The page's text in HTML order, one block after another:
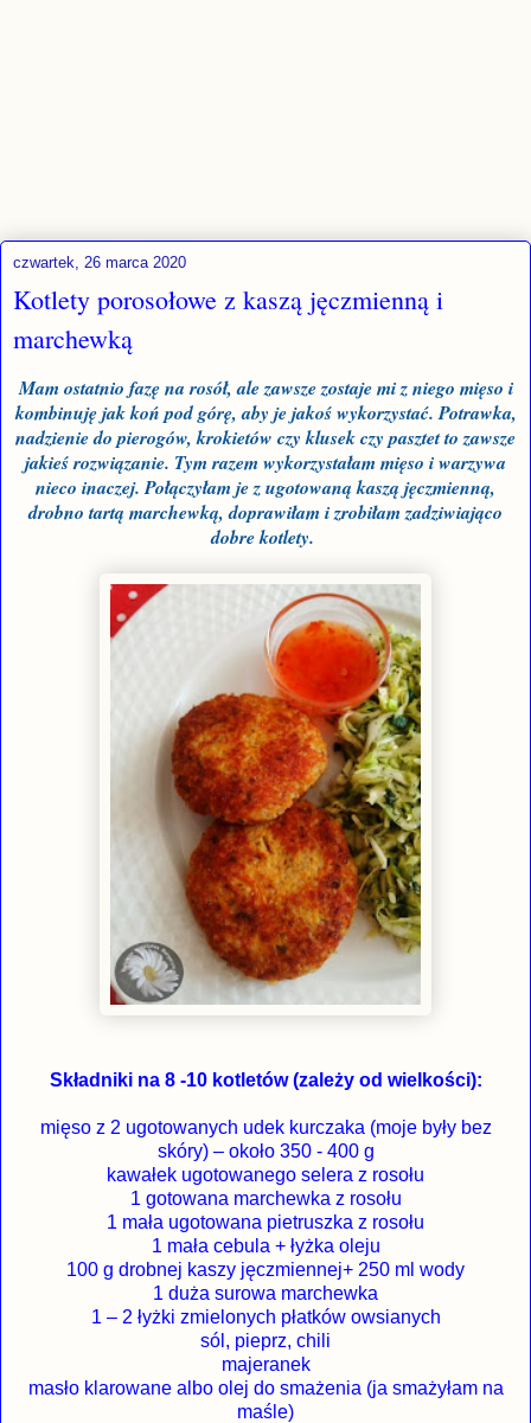
czwartek, 26 marca 2020
Kotlety porosołowe z kaszą jęczmienną i
marchewką
Mam ostatnio fazę na rosół, ale zawsze zostaje mi z niego mięso i
kombinuję jak koń pod górę, aby je jakoś wykorzystać. Potrawka,
nadzienie do pierogów, krokietów czy klusek czy pasztet to zawsze
jakieś rozwiązanie. Tym razem wykorzystałam mięso i warzywa
nieco inaczej. Połączyłam je z ugotowaną kaszą jęczmienną,
drobno tartą marchewką, doprawiłam i zrobiłam zadziwiająco
dobre kotlety.
Składniki na 8 -10 kotletów (zależy od wielkości):
mięso z 2 ugotowanych udek kurczaka (moje były bez
skóry) – około 350 - 400 g
kawałek ugotowanego selera z rosołu
1 gotowana marchewka z rosołu
1 mała ugotowana pietruszka z rosołu
1 mała cebula + łyżka oleju
100 g drobnej kaszy jęczmiennej+ 250 ml wody
1 duża surowa marchewka
1 – 2 łyżki zmielonych płatków owsianych
sól, pieprz, chili
majeranek
masło klarowane albo olej do smażenia (ja smażyłam na
maśle)